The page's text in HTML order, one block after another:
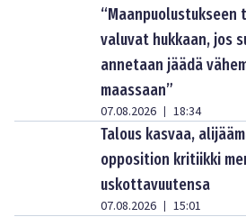
valuvat hukkaan, jos
annetaan jäädä
maassaan”
07.08.2026 | 18:34
Talous kasvaa,
opposition kritiikki
uskottavuutensa
07.08.2026 | 15:01